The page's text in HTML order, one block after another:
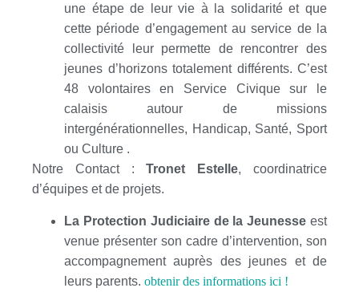
une étape de leur vie à la solidarité et que
cette période d’engagement au service de la
collectivité leur permette de rencontrer des
jeunes d’horizons totalement différents. C’est
48 volontaires en Service Civique sur le
calaisis autour de missions
intergénérationnelles, Handicap, Santé, Sport
ou Culture .
Notre Contact :Tronet Estelle, coordinatrice
d’équipes et de projets.
La Protection Judiciaire de la Jeunesse est
venue présenter son cadre d’intervention, son
accompagnement auprès des jeunes et de
leurs parents. obtenir des informations ici !